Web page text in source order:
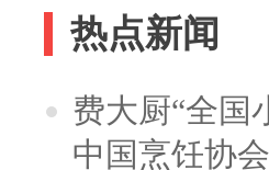
热点新闻
费大厨“全国
中国烹饪协